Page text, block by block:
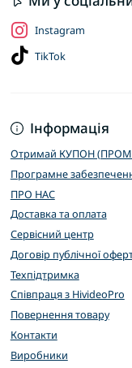
Інформація
Отримай КУПОН
Програмне
ПРО НАС
Доставка та оплата
Сервісний центр
Договір публічної
Техпідтримка
Співпраця з HivideoPro
Повернення товару
Контакти
Виробники
Instagram
TikTok